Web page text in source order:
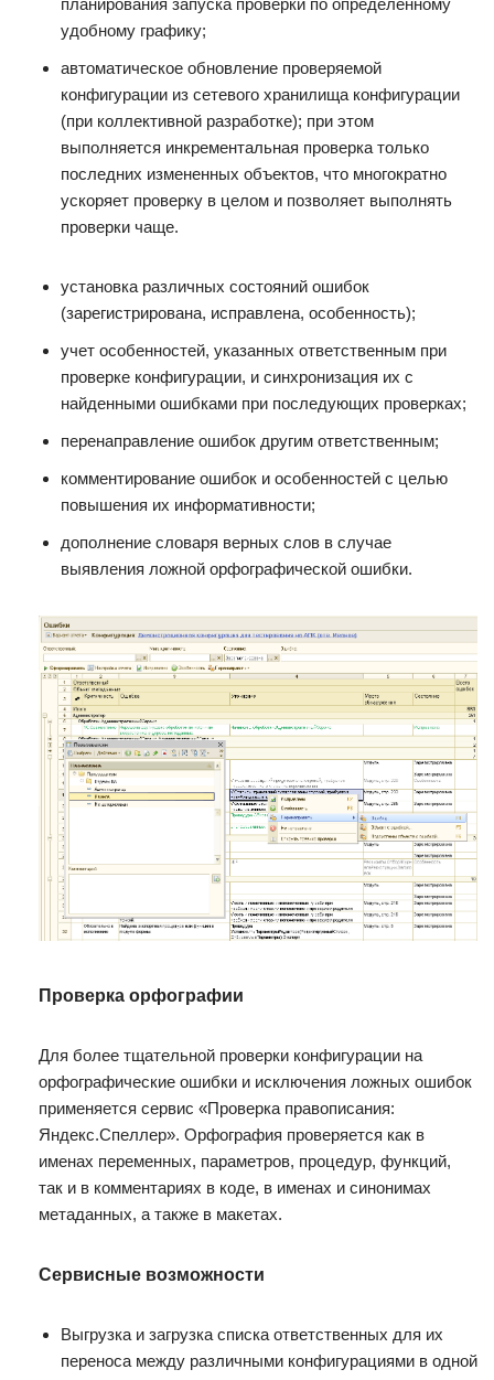
планирования запуска проверки по определенному
удобному графику;
автоматическое обновление проверяемой
конфигурации из сетевого хранилища конфигурации
(при коллективной разработке); при этом
выполняется инкрементальная проверка только
последних измененных объектов, что многократно
ускоряет проверку в целом и позволяет выполнять
проверки чаще.
установка различных состояний ошибок
(зарегистрирована, исправлена, особенность);
учет особенностей, указанных ответственным при
проверке конфигурации, и синхронизация их с
найденными ошибками при последующих проверках;
перенаправление ошибок другим ответственным;
комментирование ошибок и особенностей с целью
повышения их информативности;
дополнение словаря верных слов в случае
выявления ложной орфографической ошибки.
Проверка орфографии
Для более тщательной проверки конфигурации на
орфографические ошибки и исключения ложных ошибок
применяется сервис «Проверка правописания:
Яндекс.Спеллер». Орфография проверяется как в
именах переменных, параметров, процедур, функций,
так и в комментариях в коде, в именах и синонимах
метаданных, а также в макетах.
Сервисные возможности
Выгрузка и загрузка списка ответственных для их
переноса между различными конфигурациями в одной